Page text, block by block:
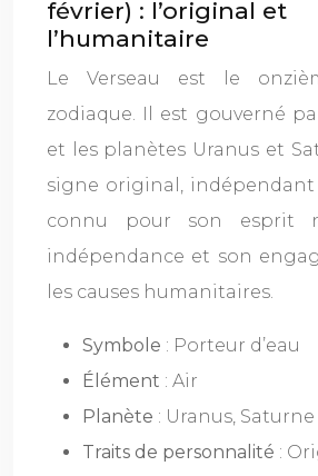
février) : l’original et
l’humanitaire
Le Verseau est le
zodiaque. Il est gouverné
et les planètes Uranus et
signe original,
connu pour son esprit
indépendance et son
les causes humanitaires.
Symbole : Porteur d’eau
Élément : Air
Planète : Uranus, Saturne
Traits de personnalité :